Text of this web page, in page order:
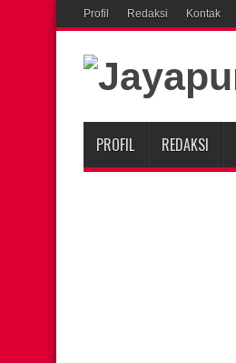
Profil Redaksi Kontak
PROFIL REDAKSI